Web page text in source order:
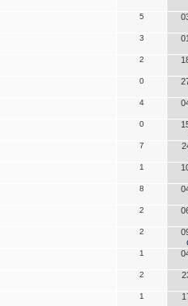
5
3
2
0
4
0
7
1
8
2
2
1
2
1